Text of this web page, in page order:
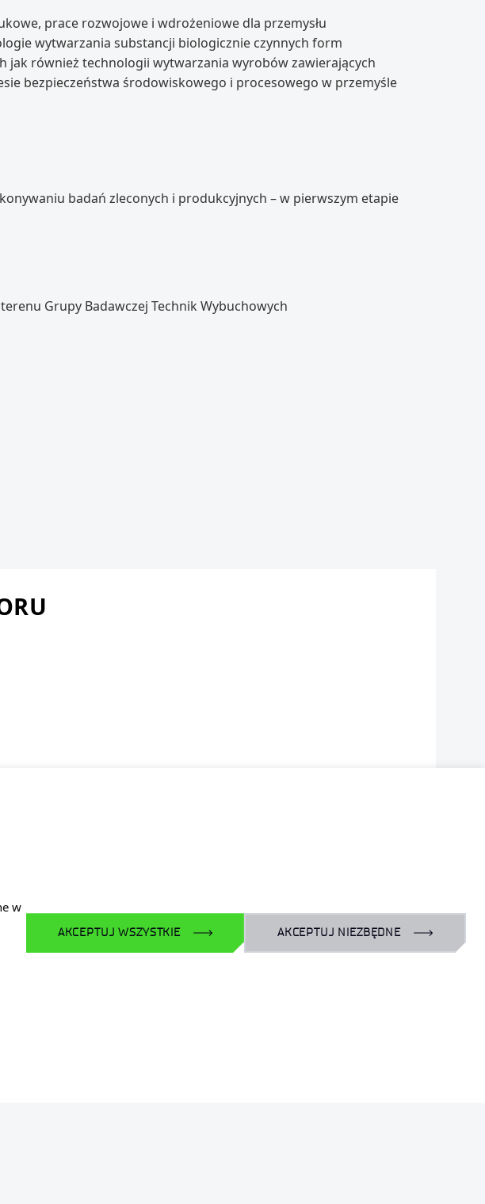
w
AKCEPTUJ WSZYSTKIE AKCEPTUJ NIEZBĘDNE
prace rozwojowe i wdrożeniowe dla przemysłu
wytwarzania substancji biologicznie czynnych form
również technologii wytwarzania wyrobów zawierających
bezpieczeństwa środowiskowego i procesowego w przemyśle
badań zleconych i produkcyjnych – w pierwszym etapie
Grupy Badawczej Technik Wybuchowych